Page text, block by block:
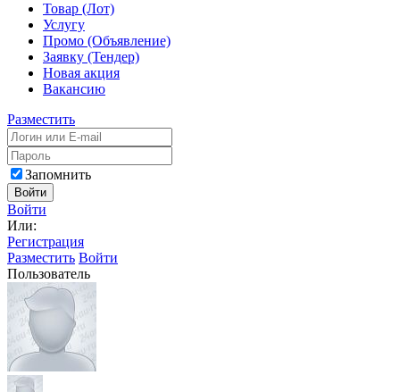
Товар (Лот)
Услугу
Промо (Объявление)
Заявку (Тендер)
Новая акция
Вакансию
Разместить
Запомнить
Войти
Войти
Или:
Регистрация
Разместить Войти
Пользователь